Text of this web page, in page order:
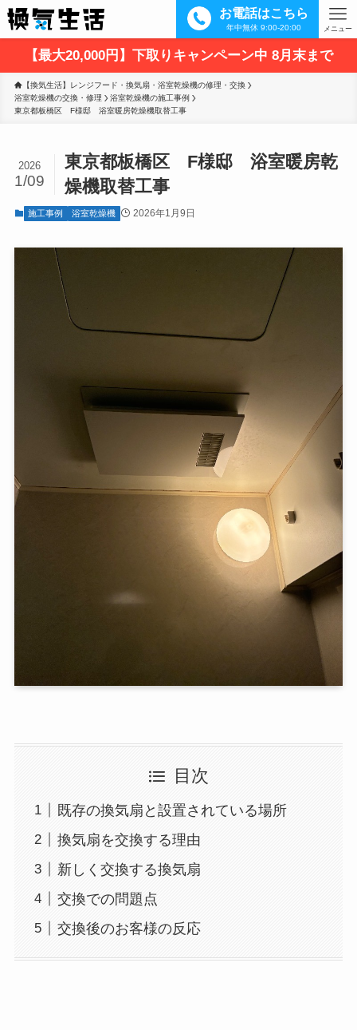
お電話はこちら
年中無休 9:00-20:00 メニュー
【最大20,000円】下取りキャンペーン中 8月末まで
【換気生活】レンジフード・換気扇・浴室乾燥機の修理・交換
浴室乾燥機の交換・修理
浴室乾燥機の施工事例
東京都板橋区　F様邸　浴室暖房乾燥機取替工事
東京都板橋区 F様邸 浴室暖房乾
燥機取替工事
2026
1/09
施工事例 浴室乾燥機 2026年1月9日
目次
既存の換気扇と設置されている場所
換気扇を交換する理由
新しく交換する換気扇
交換での問題点
交換後のお客様の反応